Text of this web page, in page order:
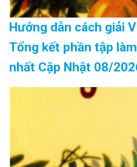
Hướng dẫn cách giải
Tổng kết phần tập
nhất Cập Nhật 08/